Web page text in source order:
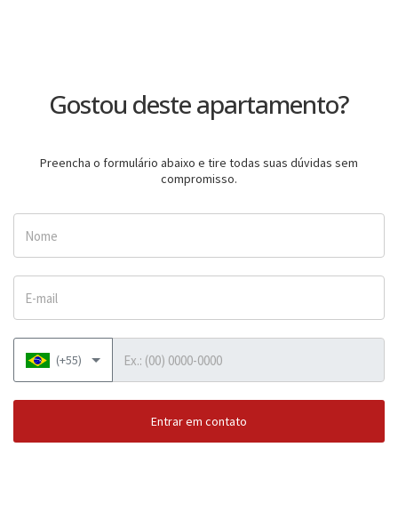
Gostou deste apartamento?
Preencha o formulário abaixo e tire todas suas dúvidas sem
compromisso.
(+55)
Entrar em contato